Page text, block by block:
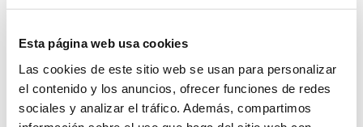
Esta página web usa cookies
Las cookies de este sitio web se usan para personalizar
el contenido y los anuncios, ofrecer funciones de redes
sociales y analizar el tráfico. Además, compartimos
el que nuestras esteticistas sabrán asesorarte y aconsejarte en
cualquier consulta que les quieras hacer. ¿Quién mejor para
decirte qué cosmético es el adecuado para tu tipo de piel que
alguien que ha trabajado con la marca? VisitaLa Tienda de
y no te pierdas nuestras novedades.